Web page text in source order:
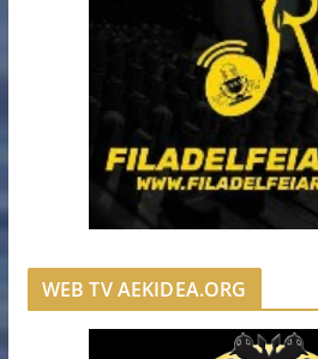
WEB TV AEKIDEA.ORG